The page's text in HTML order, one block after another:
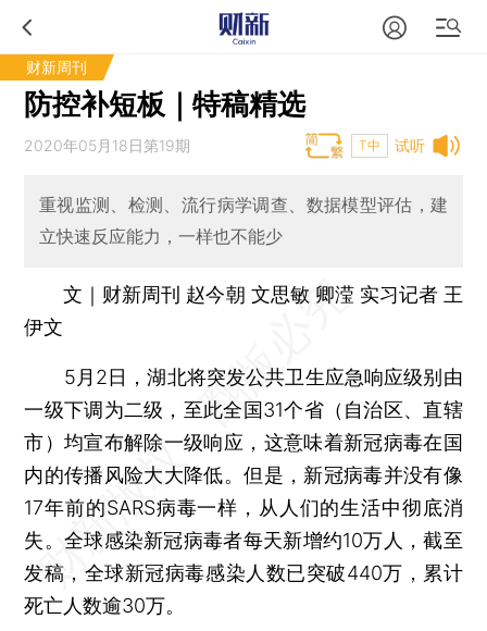
财新周刊
防控补短板｜特稿精选
试听
2020年05月18日第19期 T中
重视监测、检测、流行病学调查、数据模型评估，建
立快速反应能力，一样也不能少
文｜财新周刊 赵今朝 文思敏 卿滢 实习记者 王
伊文
5月2日，湖北将突发公共卫生应急响应级别由
一级下调为二级，至此全国31个省（自治区、直辖
市）均宣布解除一级响应，这意味着新冠病毒在国
内的传播风险大大降低。但是，新冠病毒并没有像
17年前的SARS病毒一样，从人们的生活中彻底消
失。全球感染新冠病毒者每天新增约10万人，截至
发稿，全球新冠病毒感染人数已突破440万，累计
死亡人数逾30万。